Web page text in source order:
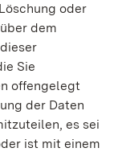
oder
dem
Sie
offengelegt
der Daten
es sei
ist mit einem